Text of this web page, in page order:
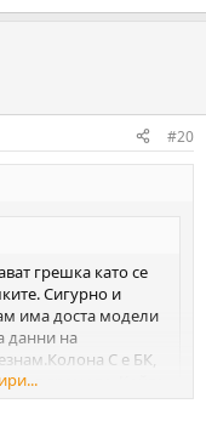
#20
грешка като се
Сигурно и
има доста модели
данни на
С е БК,
в грамове. Който
помогне